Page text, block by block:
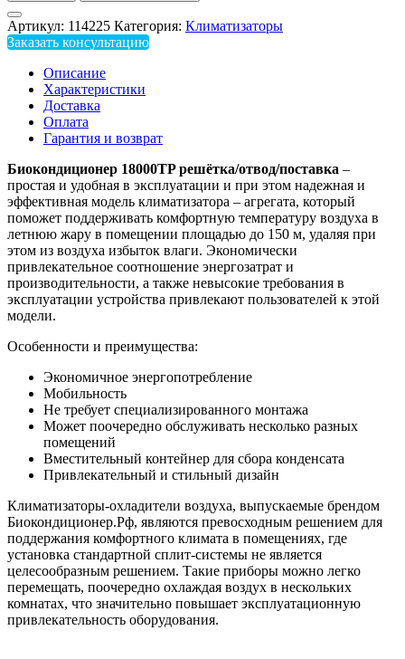
Артикул: 114225 Категория: Климатизаторы
Заказать консультацию
Описание
Характеристики
Доставка
Оплата
Гарантия и возврат
Биокондиционер 18000TP решётка/отвод/поставка –
простая и удобная в эксплуатации и при этом надежная и
эффективная модель климатизатора – агрегата, который
поможет поддерживать комфортную температуру воздуха в
летнюю жару в помещении площадью до 150 м, удаляя при
этом из воздуха избыток влаги. Экономически
привлекательное соотношение энергозатрат и
производительности, а также невысокие требования в
эксплуатации устройства привлекают пользователей к этой
модели.
Особенности и преимущества:
Экономичное энергопотребление
Мобильность
Не требует специализированного монтажа
Может поочередно обслуживать несколько разных
помещений
Вместительный контейнер для сбора конденсата
Привлекательный и стильный дизайн
Климатизаторы-охладители воздуха, выпускаемые брендом
Биокондиционер.Рф, являются превосходным решением для
поддержания комфортного климата в помещениях, где
установка стандартной сплит-системы не является
целесообразным решением. Такие приборы можно легко
перемещать, поочередно охлаждая воздух в нескольких
комнатах, что значительно повышает эксплуатационную
привлекательность оборудования.